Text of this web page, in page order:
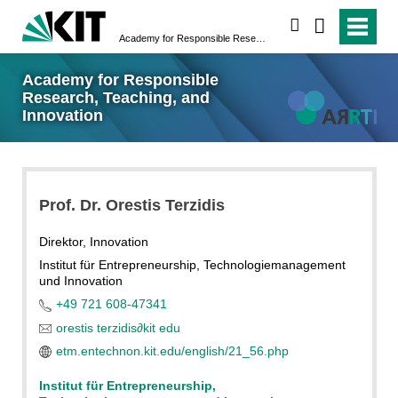
Academy for Responsible
Research, Teaching, and
Innovation
Prof. Dr. Orestis Terzidis
Direktor, Innovation
Institut für Entrepreneurship, Technologiemanagement
und Innovation
+49 721 608-47341
orestis terzidis∂kit edu
etm.entechnon.kit.edu/english/21_56.php
Institut für Entrepreneurship,